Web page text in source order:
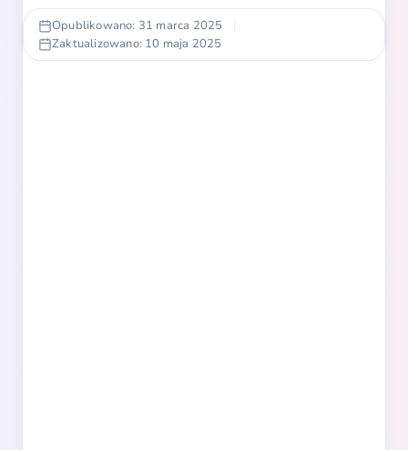
Opublikowano: 31 marca 2025
|
Zaktualizowano: 10 maja 2025